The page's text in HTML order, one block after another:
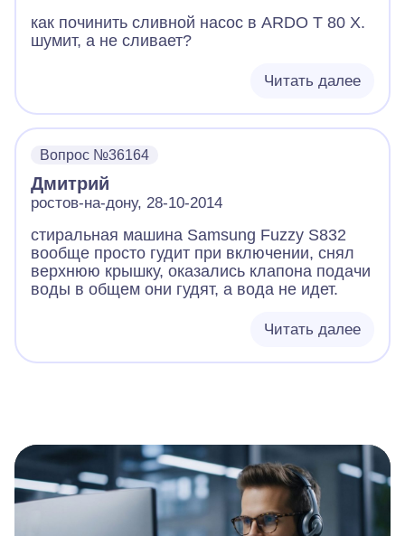
как починить сливной насос в ARDO T 80 X.
шумит, а не сливает?
Читать далее
Вопрос №36164
Дмитрий
ростов-на-дону, 28-10-2014
стиральная машина Samsung Fuzzy S832
вообще просто гудит при включении, снял
верхнюю крышку, оказались клапона подачи
воды в общем они гудят, а вода не идет.
Читать далее